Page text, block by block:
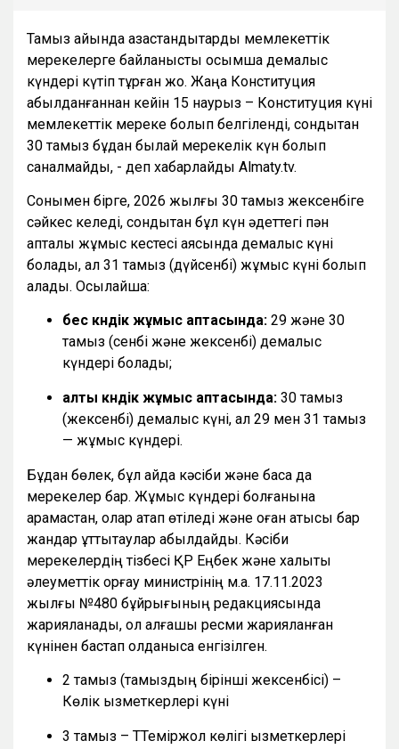
Тамыз айында қазақстандықтарды мемлекеттік
мерекелерге байланысты қосымша демалыс
күндері күтіп тұрған жоқ. Жаңа Конституция
қабылданғаннан кейін 15 наурыз – Конституция күні
мемлекеттік мереке болып белгіленді, сондықтан
30 тамыз бұдан былай мерекелік күн болып
саналмайды, - деп хабарлайды Almaty.tv.
Сонымен бірге, 2026 жылғы 30 тамыз жексенбіге
сәйкес келеді, сондықтан бұл күн әдеттегі пән
апталық жұмыс кестесі аясында демалыс күні
болады, ал 31 тамыз (дүйсенбі) жұмыс күні болып
қалады. Осылайша:
бес күндік жұмыс аптасында: 29 және 30
тамыз (сенбі және жексенбі) демалыс
күндері болады;
алты күндік жұмыс аптасында: 30 тамыз
(жексенбі) демалыс күні, ал 29 мен 31 тамыз
— жұмыс күндері.
Бұдан бөлек, бұл айда кәсіби және басқа да
мерекелер бар. Жұмыс күндері болғанына
қарамастан, олар атап өтіледі және оған қатысы бар
жандар құттықтаулар қабылдайды. Кәсіби
мерекелердің тізбесі ҚР Еңбек және халықты
әлеуметтік қорғау министрінің м.а. 17.11.2023
жылғы №480 бұйрығының редакциясында
жарияланады, ол алғашқы ресми жарияланған
күнінен бастап қолданысқа енгізілген.
2 тамыз (тамыздың бірінші жексенбісі) –
Көлік қызметкерлері күні
3 тамыз – ТТеміржол көлігі қызметкерлері